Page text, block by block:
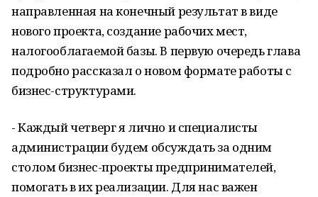
направленная на конечный результат в виде
нового проекта, создание рабочих мест,
налогооблагаемой базы. В первую очередь глава
подробно рассказал о новом формате работы с
бизнес-структурами.
- Каждый четверг я лично и специалисты
администрации будем обсуждать за одним
столом бизнес-проекты предпринимателей,
помогать в их реализации. Для нас важен